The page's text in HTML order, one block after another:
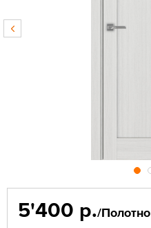
5'400 р./Полотно